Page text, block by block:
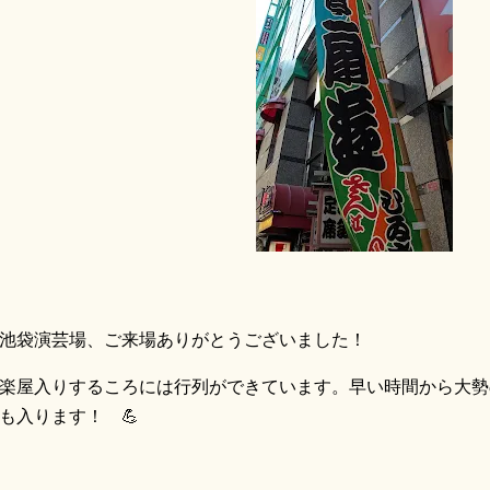
袋演芸場、ご来場ありがとうございました！
屋入りするころには行列ができています。早い時間から大
入ります！ 💪